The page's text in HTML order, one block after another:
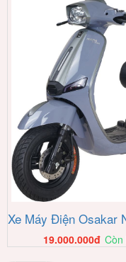
Xe Máy Điện Osakar
19.000.000đ Còn